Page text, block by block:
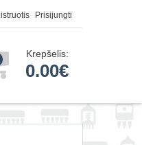
Prisijungti
Krepšelis:
0.00€